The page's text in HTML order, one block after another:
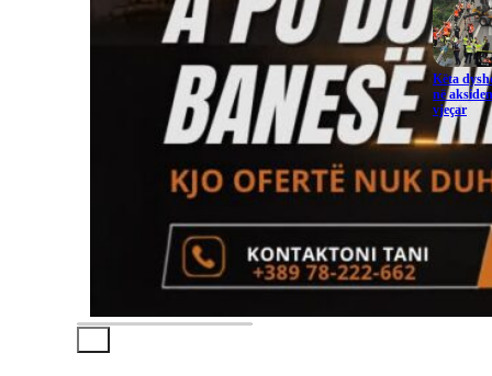
Këta
në
vjeçar